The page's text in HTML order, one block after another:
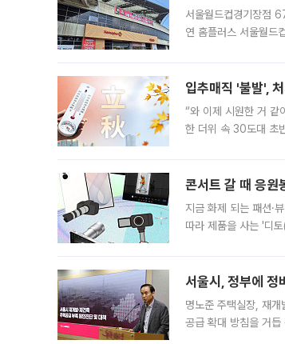
서울월드컵경기장점
연 홈플러스 서울월드
입추매직 '불발',
“와 이제 시원한 거 같
한 더위 속 30도대 초
콘서트 갈 때 응
지금 화제 되는 패션·
따라 제품을 사는 '디
서울시, 정부에
명노준 주택실장, 재개
공급 확대 방침을 거